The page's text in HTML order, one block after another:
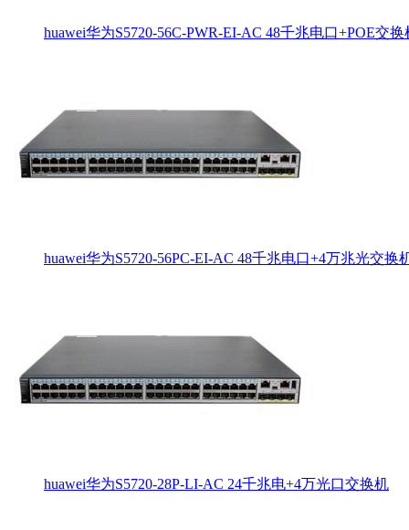
huawei华为S5720-56C-PWR-EI-AC 48千兆电口+POE交换
huawei华为S5720-56PC-EI-AC 48千兆电口+4万兆光交换
huawei华为S5720-28P-LI-AC 24千兆电+4万光口交换机